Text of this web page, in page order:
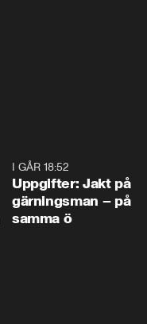
I GÅR 18:52
Uppgifter: Jakt på
gärningsman – på
samma ö